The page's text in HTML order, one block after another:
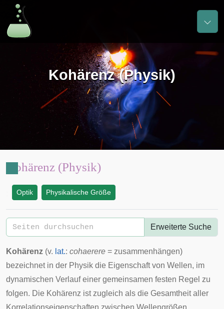
Kohärenz (Physik)
Kohärenz (Physik)
Optik Physikalische Größe
Erweiterte Suche
Kohärenz (v. lat.: cohaerere = zusammenhängen)
bezeichnet in der Physik die Eigenschaft von Wellen, im
dynamischen Verlauf einer gemeinsamen festen Regel zu
folgen. Die Kohärenz ist zugleich als die Gesamtheit aller
Korrelationseigenschaften zwischen Wellengrößen